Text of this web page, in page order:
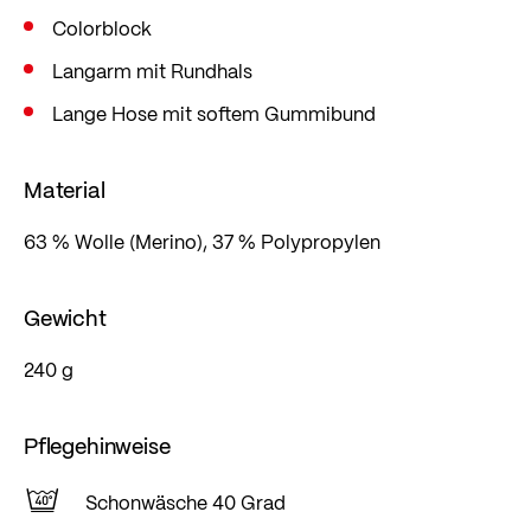
Colorblock
Langarm mit Rundhals
Lange Hose mit softem Gummibund
Material
63 % Wolle (Merino), 37 % Polypropylen
Gewicht
240 g
Pflegehinweise
Schonwäsche 40 Grad